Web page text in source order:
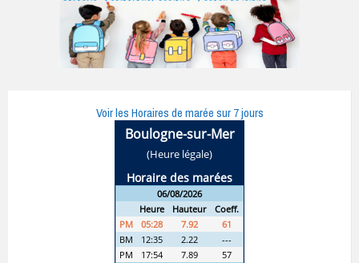
Voir les Horaires de marée sur 7 jours